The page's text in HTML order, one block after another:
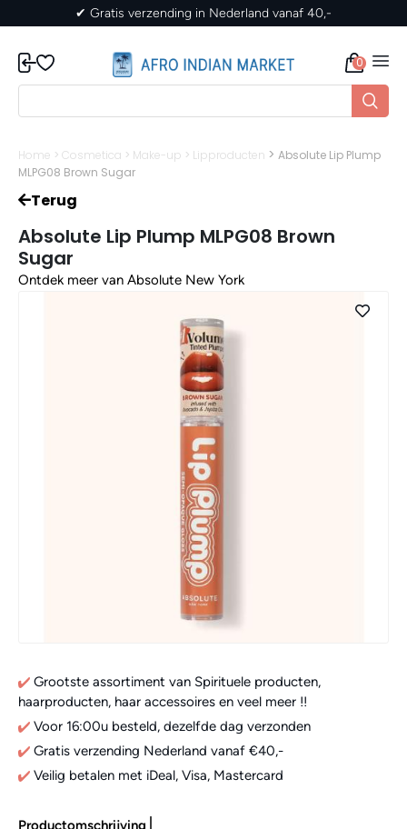
✔ Gratis verzending in Nederland
0
Home > Cosmetica > Make-up > Lipproducten > Absolute Lip Plump
MLPG08 Brown Sugar
Terug
Absolute Lip Plump MLPG08 Brown
Sugar
Ontdek meer van Absolute New York
Grootste assortiment van Spirituele producten,
haarproducten, haar accessoires en veel meer !!
Voor 16:00u besteld, dezelfde dag verzonden
Gratis verzending Nederland vanaf €40,-
Veilig betalen met iDeal, Visa, Mastercard
Productomschrijving